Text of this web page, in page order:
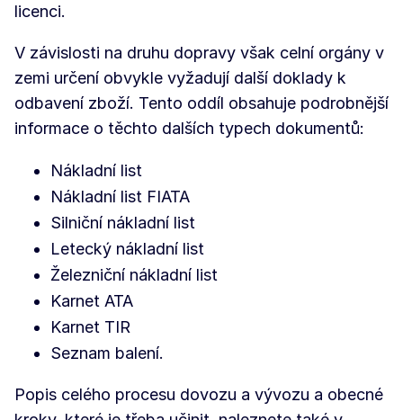
licenci.
V závislosti na druhu dopravy však celní orgány v
zemi určení obvykle vyžadují další doklady k
odbavení zboží. Tento oddíl obsahuje podrobnější
informace o těchto dalších typech dokumentů:
Nákladní list
Nákladní list FIATA
Silniční nákladní list
Letecký nákladní list
Železniční nákladní list
Karnet ATA
Karnet TIR
Seznam balení.
Popis celého procesu dovozu a vývozu a obecné